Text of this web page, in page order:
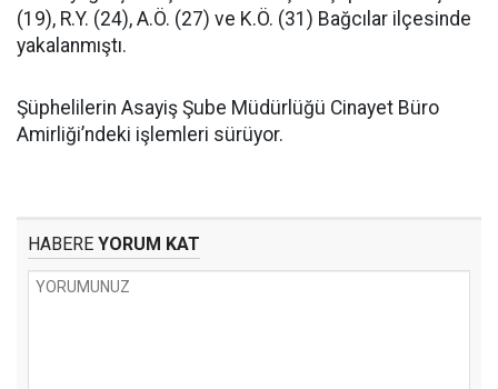
(19), R.Y. (24), A.Ö. (27) ve K.Ö. (31) Bağcılar ilçesinde
yakalanmıştı.
Şüphelilerin Asayiş Şube Müdürlüğü Cinayet Büro
Amirliği’ndeki işlemleri sürüyor.
HABERE YORUM KAT